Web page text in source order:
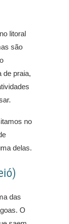
litoral
são
de praia,
no
delas.
das
O